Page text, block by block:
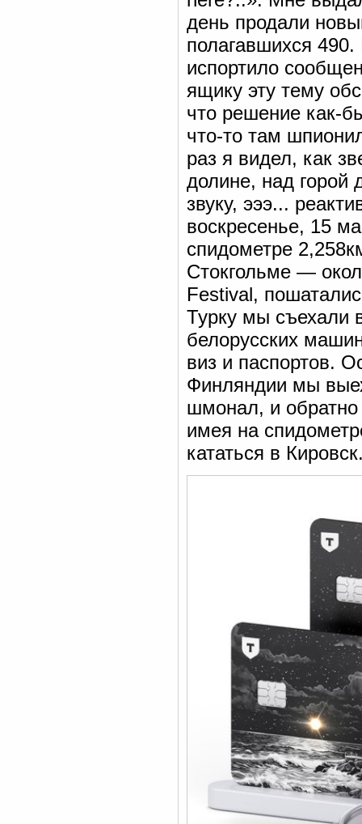
день продали
полагавшихся
испортило
ящику эту тему
что решение как-
что-то там
раз я видел, как
долине, над горой
звуку, эээ...
воскресенье, 15
спидометре
Стокгольме —
Festival,
Турку мы съехали
белорусских
виз и паспортов.
Финляндии мы
шмонал, и
имея на
кататься в